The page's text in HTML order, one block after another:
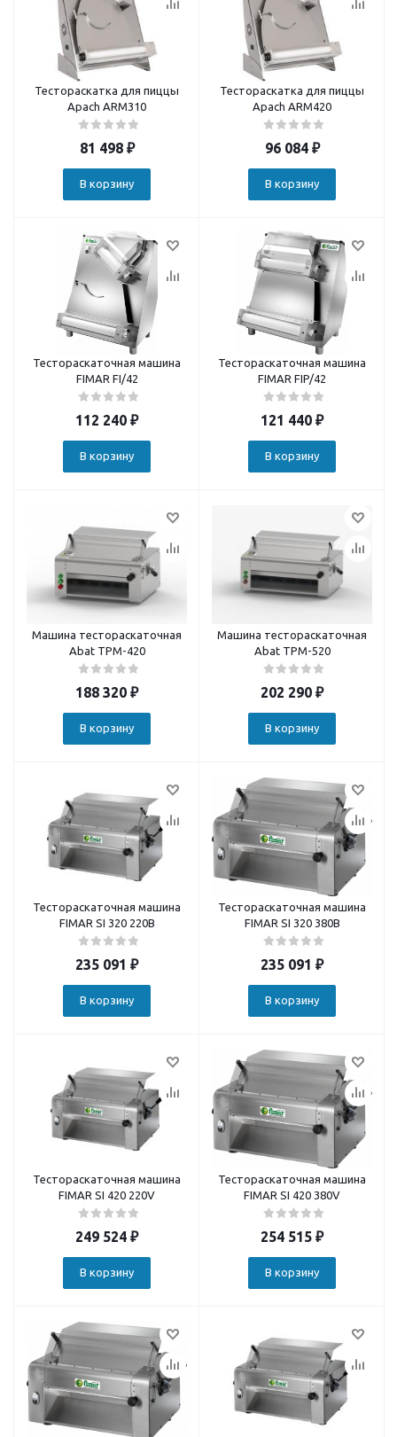
Тестораскатка для пиццы
Apach ARM310
81 498₽
В корзину
Тестораскатка для пиццы
Apach ARM420
96 084₽
В корзину
Тестораскаточная машина
FIMAR FI/42
112 240 ₽
В корзину
Тестораскаточная машина
FIMAR FIP/42
121 440 ₽
В корзину
Машина тестораскаточная
Abat ТРМ-420
188 320 ₽
В корзину
Машина тестораскаточная
Abat ТРМ-520
202 290 ₽
В корзину
Тестораскаточная машина
FIMAR SI 320 220В
235 091 ₽
В корзину
Тестораскаточная машина
FIMAR SI 320 380В
235 091 ₽
В корзину
Тестораскаточная машина
FIMAR SI 420 220V
249 524 ₽
В корзину
Тестораскаточная машина
FIMAR SI 420 380V
254 515 ₽
В корзину